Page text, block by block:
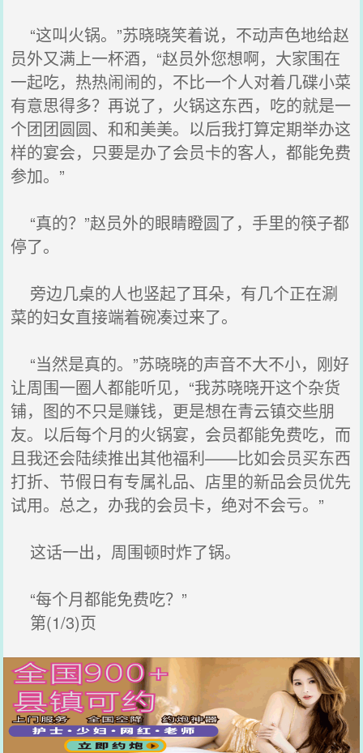
“这叫火锅。”苏晓晓笑着说，不动声色地给赵
员外又满上一杯酒，“赵员外您想啊，大家围在
一起吃，热热闹闹的，不比一个人对着几碟小菜
有意思得多？再说了，火锅这东西，吃的就是一
个团团圆圆、和和美美。以后我打算定期举办这
样的宴会，只要是办了会员卡的客人，都能免费
参加。”
“真的？”赵员外的眼睛瞪圆了，手里的筷子都
停了。
旁边几桌的人也竖起了耳朵，有几个正在涮
菜的妇女直接端着碗凑过来了。
“当然是真的。”苏晓晓的声音不大不小，刚好
让周围一圈人都能听见，“我苏晓晓开这个杂货
铺，图的不只是赚钱，更是想在青云镇交些朋
友。以后每个月的火锅宴，会员都能免费吃，而
且我还会陆续推出其他福利——比如会员买东西
打折、节假日有专属礼品、店里的新品会员优先
试用。总之，办我的会员卡，绝对不会亏。”
这话一出，周围顿时炸了锅。
“每个月都能免费吃？”
第(1/3)页